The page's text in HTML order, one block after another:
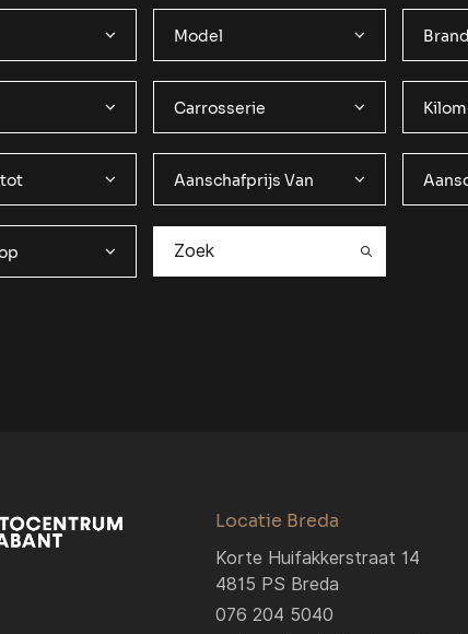
Model
Carrosserie
Aanschafprijs Van
Locatie Breda
Korte Huifakkerstraat 14
4815 PS Breda
076 204 5040